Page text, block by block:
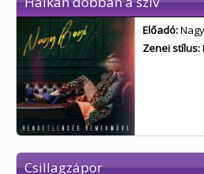
Előadó:
Zenei stílus:
Csillagzápor